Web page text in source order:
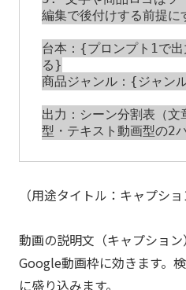
編集で後付けする前提に
台本：{プロンプト1で
る}
商品ジャンル：{ジャン
出力：シーン分割表（文
（用途タイトル：キャプショ
動画の説明文（キャプショ
Google動画枠に効きます。
に盛り込みます。